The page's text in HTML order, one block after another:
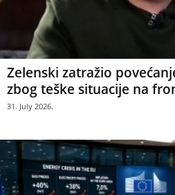
Zelenski zatražio
zbog teške situacije na
31. July 2026.